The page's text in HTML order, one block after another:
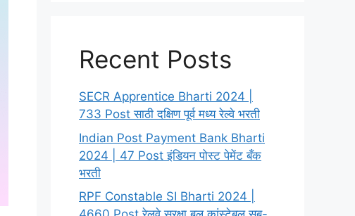
Recent Posts
SECR Apprentice Bharti 2024 |
733 Post साठी दक्षिण पूर्व मध्य रेल्वे भरती
Indian Post Payment Bank Bharti
2024 | 47 Post इंडियन पोस्ट पेमेंट बँक
भरती
RPF Constable SI Bharti 2024 |